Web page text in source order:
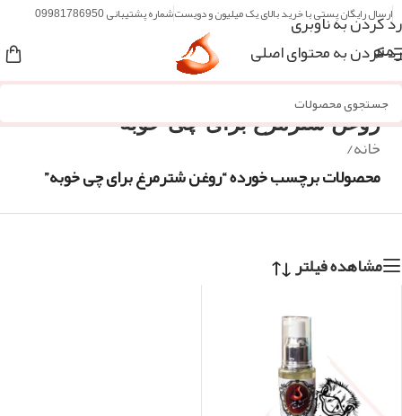
رد کردن به ناوبری
رد کردن به محتوای اصلی
ارسال رایگان پستی با خرید بالای یک میلیون و دویستشماره پشتیبانی 09981786950
منو
روغن شترمرغ برای چی خوبه
خانه/
محصولات برچسب خورده “روغن شترمرغ برای چی خوبه”
مشاهده فیلتر